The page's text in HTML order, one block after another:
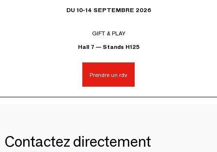
DU 10-14 SEPTEMBRE 2026
GIFT & PLAY
Hall 7 — Stands H125
Prendre un rdv
Contactez directement